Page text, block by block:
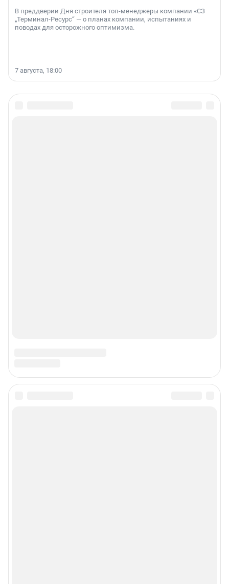
В преддверии Дня строителя топ-менеджеры компании «СЗ
„Терминал-Ресурс“ — о планах компании, испытаниях и
поводах для осторожного оптимизма.
7 августа, 18:00